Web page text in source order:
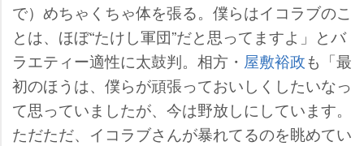
で）めちゃくちゃ体を張る。僕らはイコラブのこ
とは、ほぼ“たけし軍団”だと思ってますよ」とバ
ラエティー適性に太鼓判。相方・ 屋敷裕政も「最
初のほうは、僕らが頑張っておいしくしたいなっ
て思っていましたが、今は野放しにしています。
ただただ、イコラブさんが暴れてるのを眺めてい